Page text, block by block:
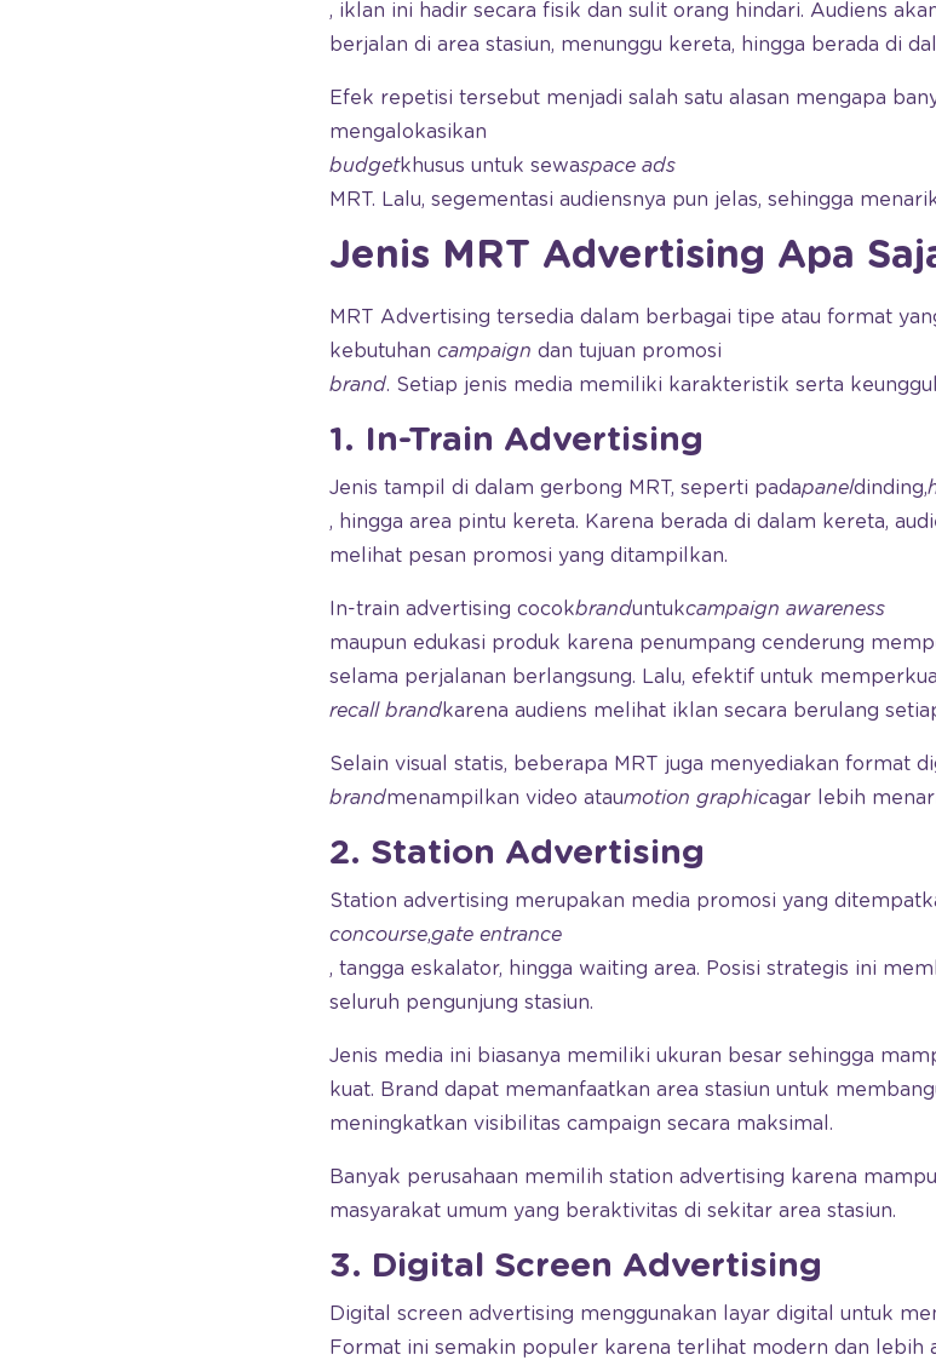
, iklan ini hadir secara fisik dan sulit orang hindari. Audiens
berjalan di area stasiun, menunggu kereta, hingga berada di
Efek repetisi tersebut menjadi salah satu alasan mengapa
mengalokasikan
budgetkhusus untuk sewaspace ads
MRT. Lalu, segementasi audiensnya pun jelas, sehingga
Jenis MRT Advertising Apa
MRT Advertising tersedia dalam berbagai tipe atau format
kebutuhan campaign dan tujuan promosi
brand. Setiap jenis media memiliki karakteristik serta
1. In-Train Advertising
Jenis tampil di dalam gerbong MRT, seperti padapaneldinding,
, hingga area pintu kereta. Karena berada di dalam kereta,
melihat pesan promosi yang ditampilkan.
In-train advertising cocokbranduntukcampaign awareness
maupun edukasi produk karena penumpang cenderung
selama perjalanan berlangsung. Lalu, efektif untuk
recall brandkarena audiens melihat iklan secara berulang
Selain visual statis, beberapa MRT juga menyediakan format
brandmenampilkan video ataumotion graphicagar lebih
2. Station Advertising
Station advertising merupakan media promosi yang
concourse,gate entrance
, tangga eskalator, hingga waiting area. Posisi strategis ini
seluruh pengunjung stasiun.
Jenis media ini biasanya memiliki ukuran besar sehingga
kuat. Brand dapat memanfaatkan area stasiun untuk
meningkatkan visibilitas campaign secara maksimal.
Banyak perusahaan memilih station advertising karena
masyarakat umum yang beraktivitas di sekitar area stasiun.
3. Digital Screen Advertising
Digital screen advertising menggunakan layar digital untuk
Format ini semakin populer karena terlihat modern dan lebih